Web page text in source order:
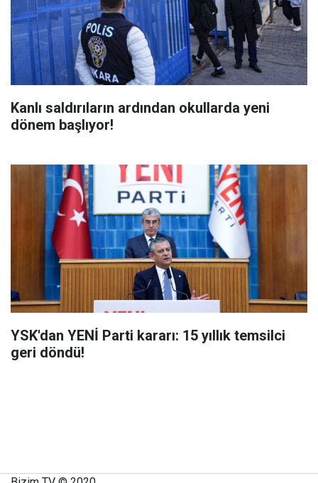
Kanlı saldırıların ardından okullarda yeni
dönem başlıyor!
YSK'dan YENİ Parti kararı: 15 yıllık temsilci
geri döndü!